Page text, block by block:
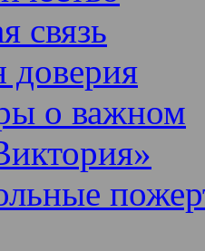
связь
доверия
о важном